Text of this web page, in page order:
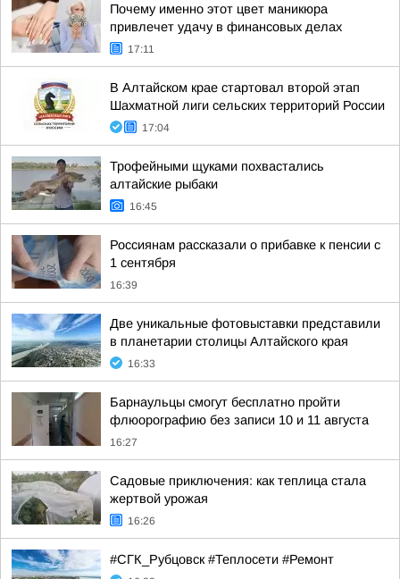
Почему именно этот цвет маникюра
привлечет удачу в финансовых делах
17:11
В Алтайском крае стартовал второй этап
Шахматной лиги сельских территорий России
17:04
Трофейными щуками похвастались
алтайские рыбаки
16:45
Россиянам рассказали о прибавке к пенсии с
1 сентября
16:39
Две уникальные фотовыставки представили
в планетарии столицы Алтайского края
16:33
Барнаульцы смогут бесплатно пройти
флюорографию без записи 10 и 11 августа
16:27
Садовые приключения: как теплица стала
жертвой урожая
16:26
#СГК_Рубцовск #Теплосети #Ремонт